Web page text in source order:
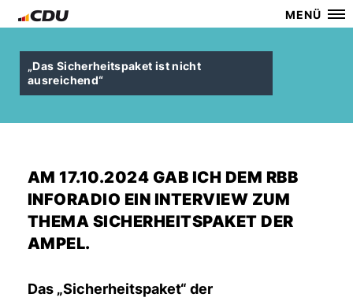
MENÜ
Das Sicherheitspaket ist nicht
ausreichend“
AM 17.10.2024 GAB ICH DEM RBB
INFORADIO EIN INTERVIEW ZUM
THEMA SICHERHEITSPAKET DER
AMPEL.
Das „Sicherheitspaket“ der